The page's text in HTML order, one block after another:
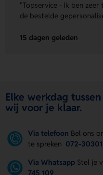
"Topservice - Ik ben
de bestelde
15 dagen geleden
Elke werkdag
wij voor je klaar.
Via telefoon Bel ons
te spreken 072-
Via Whatsapp Stel je
745 109